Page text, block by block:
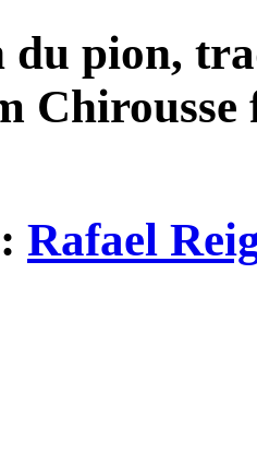
du pion,
Chirousse
Rafael